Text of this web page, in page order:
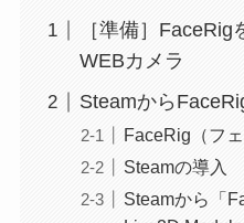
［準備］
WEBカメラ
Steamから
FaceRig（フ
Steamの導入
Steamから「